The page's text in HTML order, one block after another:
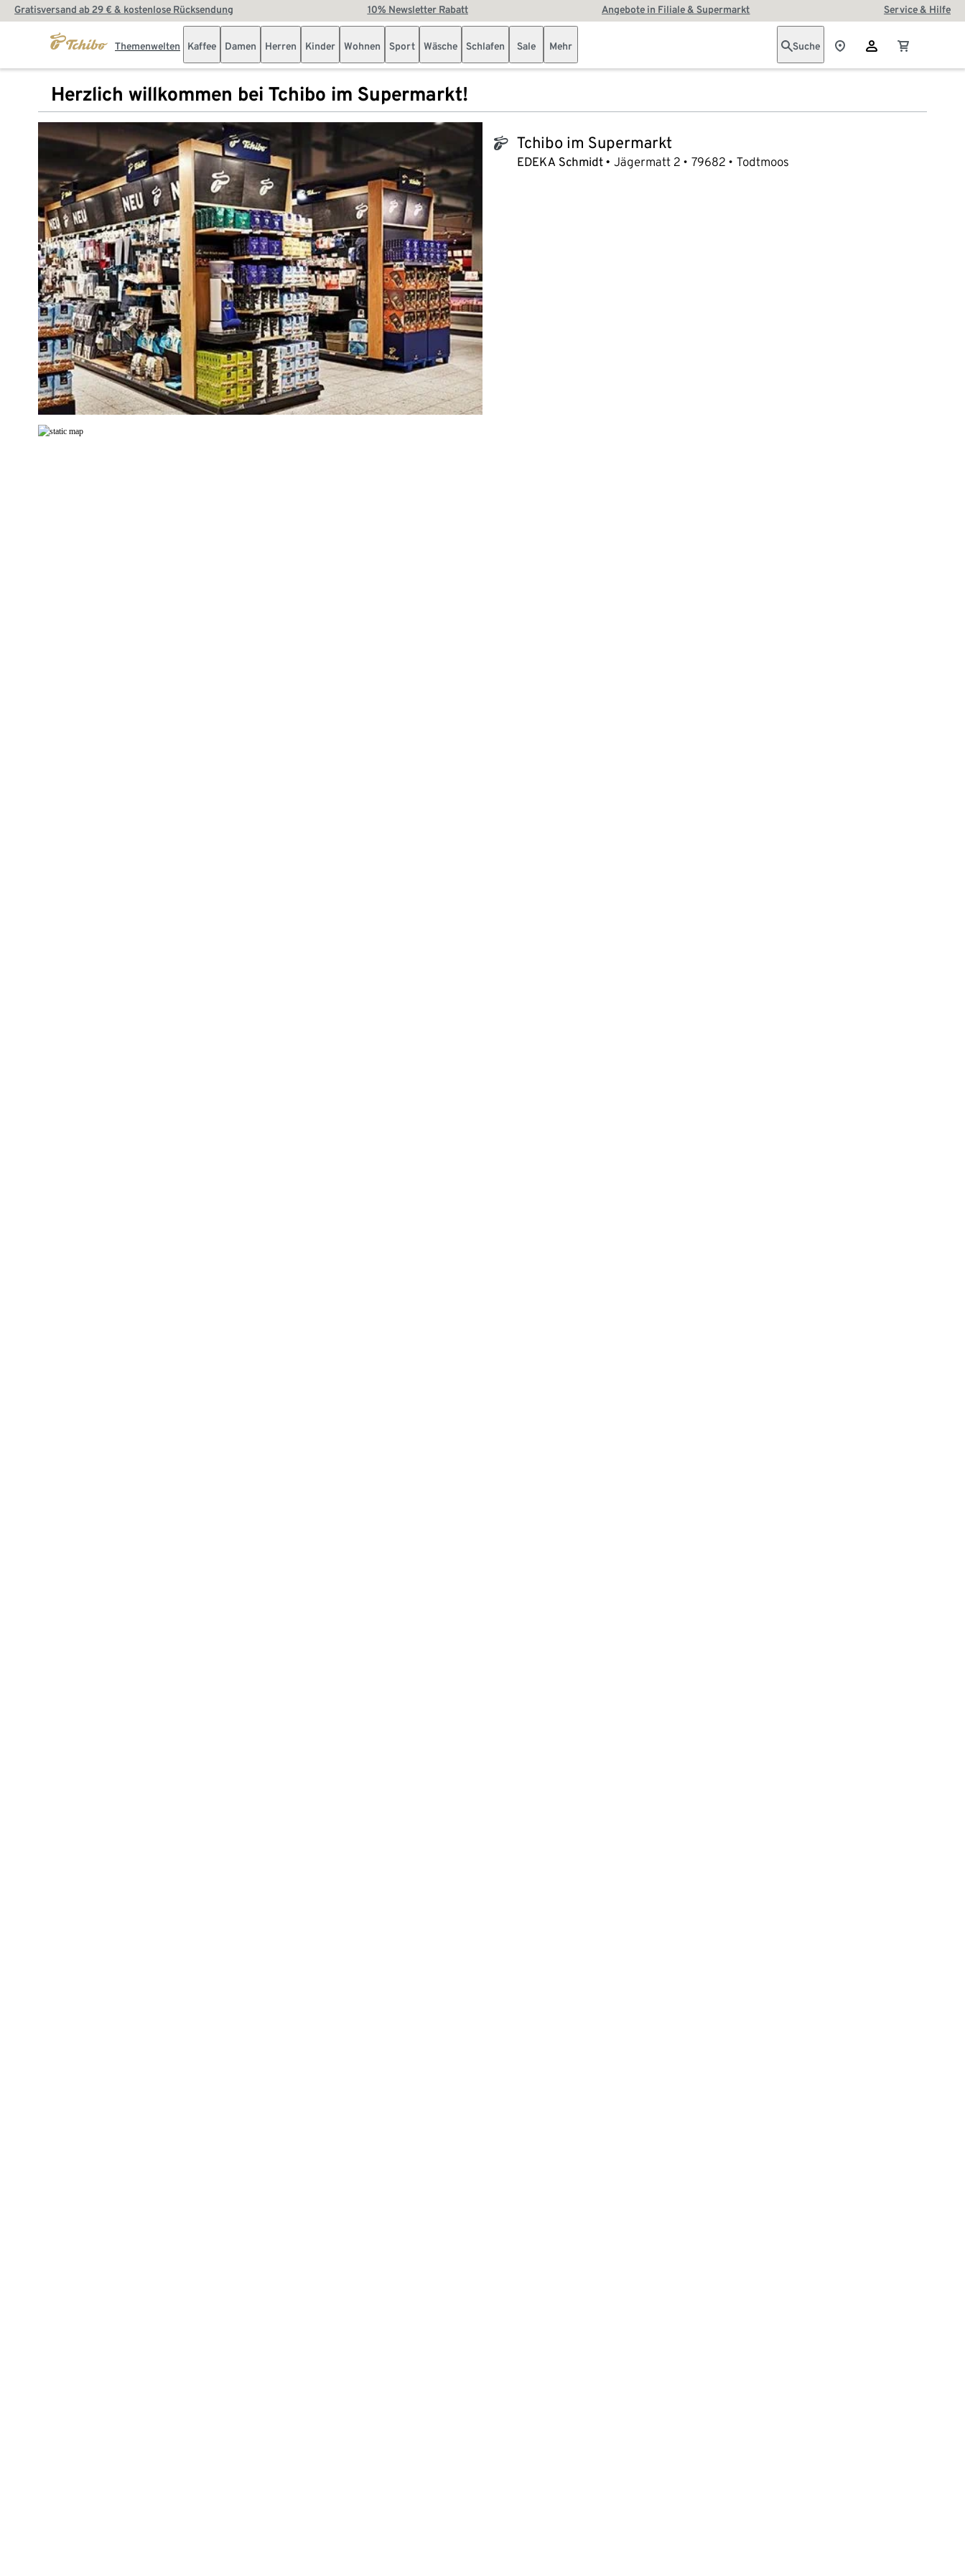
Gratisversand ab 29 € & kostenlose Rücksendung 10% Newsletter Rabatt Angebote in Filiale & Supermarkt Service & Hilfe
Themenwelten Kaffee Damen Herren Kinder Wohnen Sport Wäsche Schlafen Sale Mehr Suche
Herzlich willkommen bei Tchibo im Supermarkt!
tchibo_logo Tchibo im Supermarkt
EDEKA Schmidt Jägermatt 2 79682 Todtmoos